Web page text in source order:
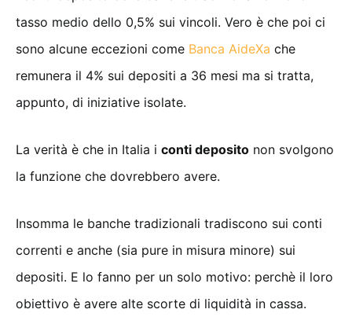
tasso medio dello 0,5% sui vincoli. Vero è che poi ci
sono alcune eccezioni come Banca AideXa che
remunera il 4% sui depositi a 36 mesi ma si tratta,
appunto, di iniziative isolate.
La verità è che in Italia i conti deposito non svolgono
la funzione che dovrebbero avere.
Insomma le banche tradizionali tradiscono sui conti
correnti e anche (sia pure in misura minore) sui
depositi. E lo fanno per un solo motivo: perchè il loro
obiettivo è avere alte scorte di liquidità in cassa.